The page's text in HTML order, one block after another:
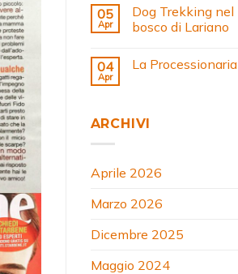
05
Apr
Dog Trekking nel
bosco di Lariano
04
Apr
La Processionaria
ARCHIVI
Aprile 2026
Marzo 2026
Dicembre 2025
Maggio 2024